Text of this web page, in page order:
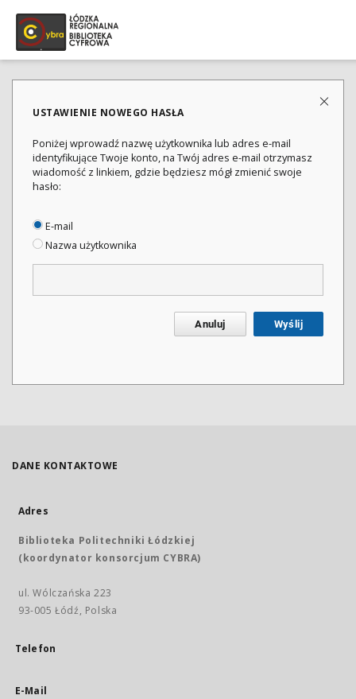
USTAWIENIE NOWEGO HASŁA
Poniżej wprowadź nazwę użytkownika lub adres e-mail
identyfikujące Twoje konto, na Twój adres e-mail otrzymasz
wiadomość z linkiem, gdzie będziesz mógł zmienić swoje
hasło:
E-mail
Nazwa użytkownika
Anuluj Wyślij
DANE KONTAKTOWE
Adres
Biblioteka Politechniki Łódzkiej
(koordynator konsorcjum CYBRA)
ul. Wólczańska 223
93-005 Łódź, Polska
Telefon
E-Mail